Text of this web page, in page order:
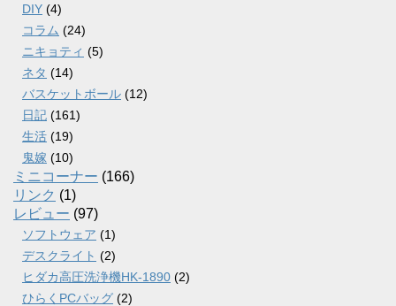
DIY (4)
コラム (24)
ニキョティ (5)
ネタ (14)
バスケットボール (12)
日記 (161)
生活 (19)
鬼嫁 (10)
ミニコーナー (166)
リンク (1)
レビュー (97)
ソフトウェア (1)
デスクライト (2)
ヒダカ高圧洗浄機HK-1890 (2)
ひらくPCバッグ (2)